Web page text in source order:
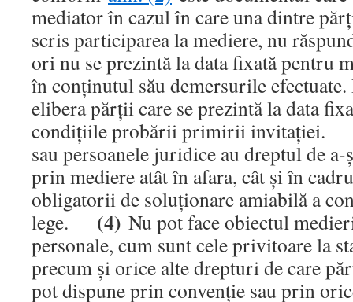
mediator în cazul în care una dintre
scris participarea la mediere, nu
ori nu se prezintă la data fixată pentru
în conţinutul său demersurile efectuate.
elibera părţii care se prezintă la data
condiţiile probării primirii invitaţiei.
sau persoanele juridice au dreptul de
prin mediere atât în afara, cât şi în
obligatorii de soluţionare amiabilă a
lege. (4) Nu pot face obiectul
personale, cum sunt cele privitoare la
precum şi orice alte drepturi de care
pot dispune prin convenţie sau prin